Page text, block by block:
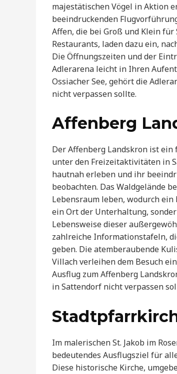
majestätischen Vögel in Aktion
beeindruckenden
Affen, die bei Groß und Klein
Restaurants, laden dazu ein,
Die Öffnungszeiten und der
Adlerarena leicht in Ihren
Ossiacher See, gehört die
nicht verpassen sollte.
Affenberg
Der Affenberg Landskron ist
unter den Freizeitaktivitäten in
hautnah erleben und ihr
beobachten. Das Waldgelände
Lebensraum leben, wodurch
ein Ort der Unterhaltung,
Lebensweise dieser
zahlreiche Informationstafeln,
geben. Die atemberaubende
Villach verleihen dem Besuch
Ausflug zum Affenberg
in Sattendorf nicht verpassen
Im malerischen St. Jakob im
bedeutendes Ausflugsziel für
Diese historische Kirche,